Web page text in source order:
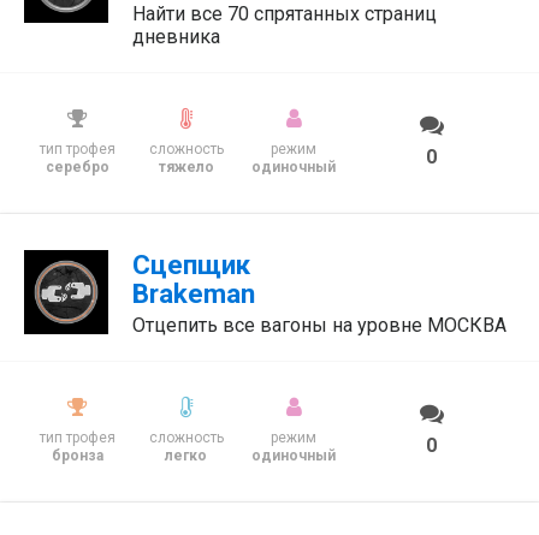
Найти все 70 спрятанных страниц
дневника
тип трофея
серебро
сложность
тяжело
режим
одиночный
0
Сцепщик
Brakeman
Отцепить все вагоны на уровне МОСКВА
тип трофея
бронза
сложность
легко
режим
одиночный
0